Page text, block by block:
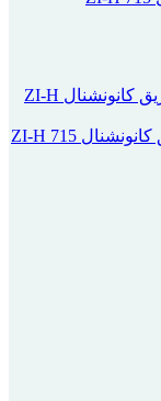
دتکتور حرارتی دما ثابت / افزایشی اعلام حریق کانونشنال ZI-H 715